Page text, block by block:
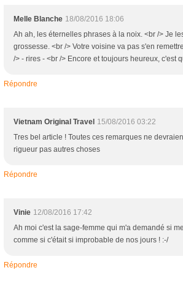
Melle Blanche 18/08/2016 18:06
Ah ah, les éternelles phrases à la noix. <br /> Je
grossesse. <br /> Votre voisine va pas s'en
/> - rires - <br /> Encore et toujours heureux, c'est
Répondre
Vietnam Original Travel 15/08/2016 03:22
Tres bel article ! Toutes ces remarques ne
rigueur pas autres choses
Répondre
Vinie 12/08/2016 17:42
Ah moi c'est la sage-femme qui m'a demandé si
comme si c'était si improbable de nos jours ! :-/
Répondre